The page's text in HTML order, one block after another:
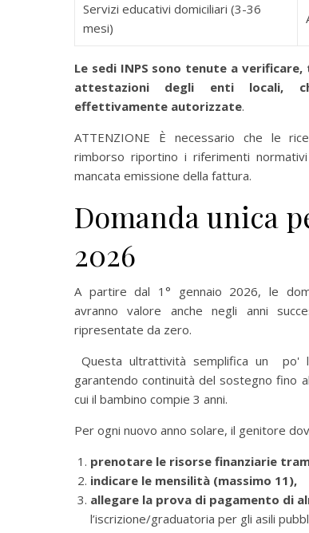
Servizi educativi domiciliari (3-36
mesi)
Le sedi INPS sono tenute a
attestazioni degli enti locali,
effettivamente autorizzate.
ATTENZIONE È necessario che le
rimborso riportino i riferimenti normativi
mancata emissione della fattura.
Domanda unica
2026
A partire dal 1° gennaio 2026, le
avranno valore anche negli anni
ripresentate da zero.
Questa ultrattività semplifica un po'
garantendo continuità del sostegno fino
cui il bambino compie 3 anni.
Per ogni nuovo anno solare, il genitore
prenotare le risorse finanziarie
indicare le mensilità (massimo 11),
allegare la prova di pagamento di
l’iscrizione/graduatoria per gli asili